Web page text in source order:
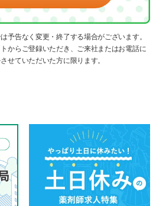
予告なく変更・終了する場合がございます。
からご登録いただき、ご来社またはお電話に
せていただいた方に限ります。